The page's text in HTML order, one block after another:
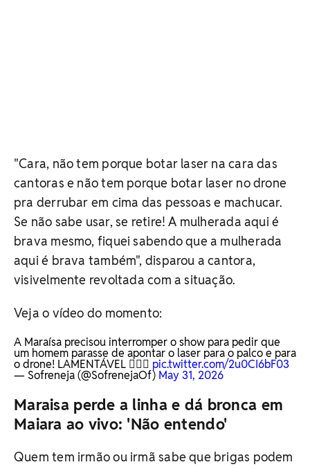
"Cara, não tem porque botar laser na cara das
cantoras e não tem porque botar laser no drone
pra derrubar em cima das pessoas e machucar.
Se não sabe usar, se retire! A mulherada aqui é
brava mesmo, fiquei sabendo que a mulherada
aqui é brava também", disparou a cantora,
visivelmente revoltada com a situação.
Veja o vídeo do momento:
A Maraísa precisou interromper o show para pedir que
um homem parasse de apontar o laser para o palco e para
o drone! LAMENTÁVEL 🤦🏻‍♀️ pic.twitter.com/2u0CI6bF03
— Sofreneja (@SofrenejaOf) May 31, 2026
Maraisa perde a linha e dá bronca em
Maiara ao vivo: 'Não entendo'
Quem tem irmão ou irmã sabe que brigas podem